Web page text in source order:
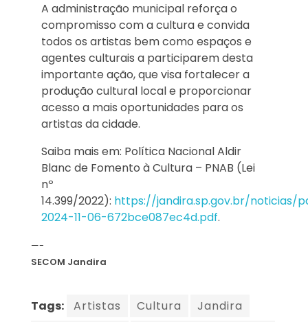
A administração municipal reforça o
compromisso com a cultura e convida
todos os artistas bem como espaços e
agentes culturais a participarem desta
importante ação, que visa fortalecer a
produção cultural local e proporcionar
acesso a mais oportunidades para os
artistas da cidade.
Saiba mais em: Política Nacional Aldir
Blanc de Fomento à Cultura – PNAB (Lei
nº
14.399/2022): https://jandira.sp.gov.br/noticias/
2024-11-06-672bce087ec4d.pdf.
—-
SECOM Jandira
Tags: Artistas Cultura
Jandira